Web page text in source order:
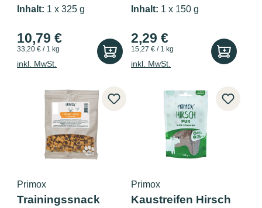
n 325g
Inhalt: 1 x 325 g
10,79 €
33,20 € / 1 kg
inkl. MwSt.
Lachs &...
Inhalt: 1 x 150 g
2,29 €
15,27 € / 1 kg
inkl. MwSt.
Primox
Trainingssnack
Primox
Kaustreifen Hirsch